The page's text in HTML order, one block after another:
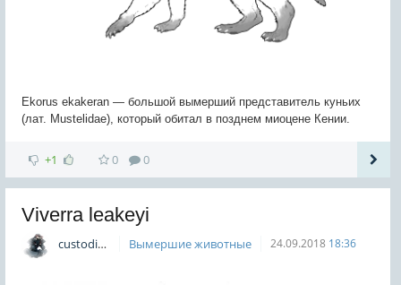
Ekorus ekakeran — большой вымерший представитель куньих
(лат. Mustelidae), который обитал в позднем миоцене Кении.
+1 0 0
Viverra leakeyi
custodian Вымершие животные 24.09.2018 18:36